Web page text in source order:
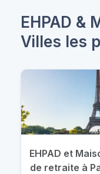
EHPAD &
Villes les
EHPAD et
de retraite à